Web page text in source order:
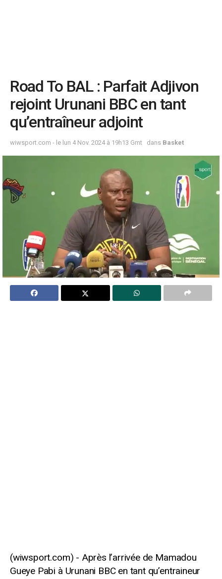
Road To BAL : Parfait Adjivon
rejoint Urunani BBC en tant
qu’entraîneur adjoint
wiwsport.com - le lun 4 Nov. 2024 à 19h13 Gmt dans Basket
Après l’arrivée de Mamadou
Gueye Pabi à Urunani BBC en tant qu’entraineur